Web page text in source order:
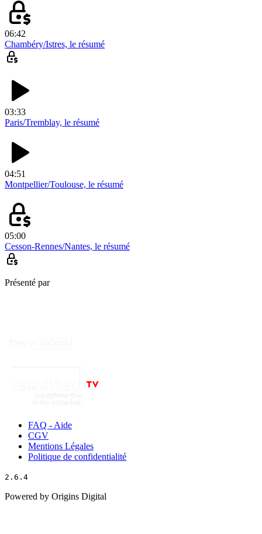
06:42
Chambéry/Istres, le résumé
03:33
Paris/Tremblay, le résumé
04:51
Montpellier/Toulouse, le résumé
05:00
Cesson-Rennes/Nantes, le résumé
Présenté par
FAQ - Aide
CGV
Mentions Légales
Politique de confidentialité
2.6.4
Powered by Origins Digital